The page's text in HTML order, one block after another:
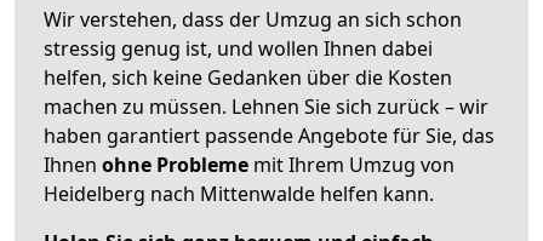
Wir verstehen, dass der Umzug an sich schon
stressig genug ist, und wollen Ihnen dabei
helfen, sich keine Gedanken über die Kosten
machen zu müssen. Lehnen Sie sich zurück – wir
haben garantiert passende Angebote für Sie, das
Ihnen ohne Probleme mit Ihrem Umzug von
Heidelberg nach Mittenwalde helfen kann.